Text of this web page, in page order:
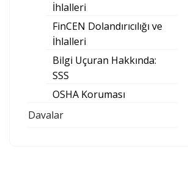
İhlalleri
FinCEN Dolandırıcılığı ve
İhlalleri
Bilgi Uçuran Hakkında:
SSS
OSHA Koruması
Davalar